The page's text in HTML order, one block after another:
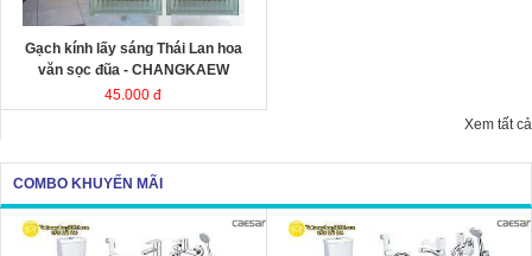
Đóng gói
Gạch kính lấy sáng Thái Lan hoa
văn sọc đũa - CHANGKAEW
45.000 đ
Xem tất cả
COMBO KHUYẾN MÃI